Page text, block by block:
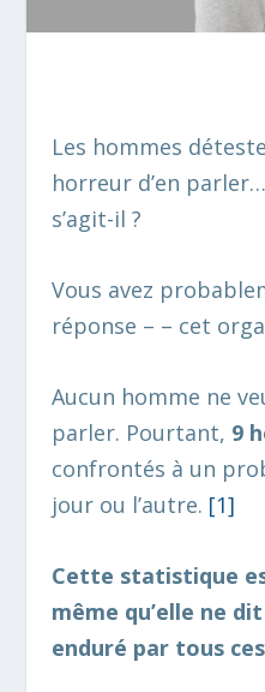
Les hommes
horreur d’en
s’agit-il ?
Vous avez
réponse – – cet
Aucun homme ne
parler. Pourtant, 9
confrontés à un
jour ou l’autre. [1]
Cette statistique
même qu’elle ne
enduré par tous